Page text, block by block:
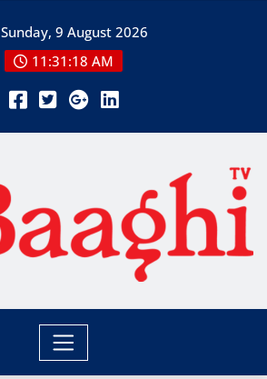
Sunday, 9 August 2026
11:31:19 AM